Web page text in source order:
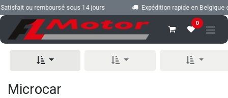
Se rendre au contenu
ou remboursé sous 14 jours Expédition rapide en Belgique
0
Microcar